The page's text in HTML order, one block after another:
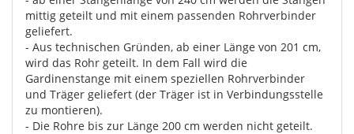
mittig geteilt und mit einem passenden Rohrverbinder
geliefert.
- Aus technischen Gründen, ab einer Länge von 201 cm,
wird das Rohr geteilt. In dem Fall wird die
Gardinenstange mit einem speziellen Rohrverbinder
und Träger geliefert (der Träger ist in Verbindungsstelle
zu montieren).
- Die Rohre bis zur Länge 200 cm werden nicht geteilt.